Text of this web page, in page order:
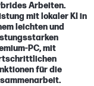
Arbeiten.
mit lokaler KI in
leichten und
PC, mit
für die